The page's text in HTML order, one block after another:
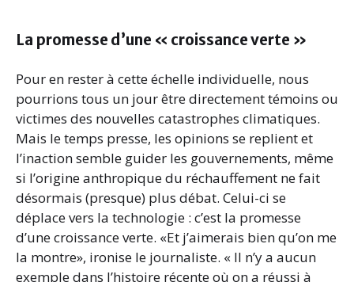
La promesse d’une « croissance verte »
Pour en rester à cette échelle individuelle, nous
pourrions tous un jour être directement témoins ou
victimes des nouvelles catastrophes climatiques.
Mais le temps presse, les opinions se replient et
l’inaction semble guider les gouvernements, même
si l’origine anthropique du réchauffement ne fait
désormais (presque) plus débat. Celui-ci se
déplace vers la technologie : c’est la promesse
d’une croissance verte. «Et j’aimerais bien qu’on me
la montre», ironise le journaliste. « Il n’y a aucun
exemple dans l’histoire récente où on a réussi à